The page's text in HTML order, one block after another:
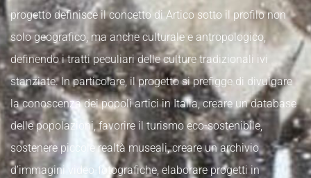
progetto definisce il concetto di Artico sotto il profilo non
solo geografico, ma anche culturale e antropologico,
definendo i tratti peculiari delle culture tradizionali ivi
stanziate. In particolare, il progetto si prefigge di divulgare
la conoscenza dei popoli artici in Italia, creare un database
delle popolazioni, favorire il turismo eco-sostenibile,
sostenere piccole realtà museali, creare un archivio
d’immagini video-fotografiche, elaborare progetti in